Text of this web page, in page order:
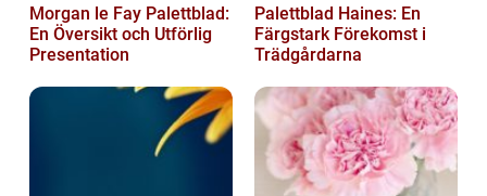
Morgan le Fay Palettblad:
En Översikt och Utförlig
Presentation
Palettblad Haines: En
Färgstark Förekomst i
Trädgårdarna